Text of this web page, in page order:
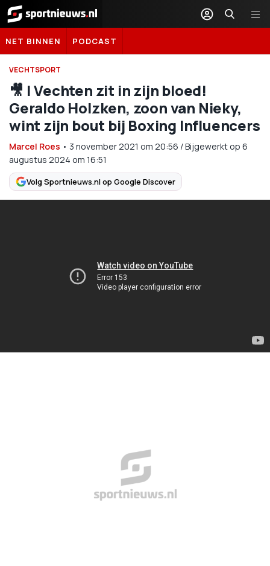
Sportnieuws.nl
NET BINNEN PODCAST
VECHTSPORT
🎥 | Vechten zit in zijn bloed!
Geraldo Holzken, zoon van Nieky,
wint zijn bout bij Boxing Influencers
Marcel Roes • 3 november 2021 om 20:56 /Bijgewerkt op 6
augustus 2024 om 16:51
Volg Sportnieuws.nl op Google Discover